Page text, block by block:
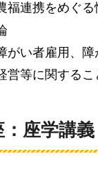
福連携をめぐる
がい者雇用、
営等に関するこ
：座学講